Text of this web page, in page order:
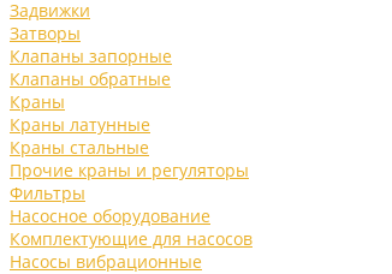
Задвижки
Затворы
Клапаны запорные
Клапаны обратные
Краны
Краны латунные
Краны стальные
Прочие краны и регуляторы
Фильтры
Насосное оборудование
Комплектующие для насосов
Насосы вибрационные